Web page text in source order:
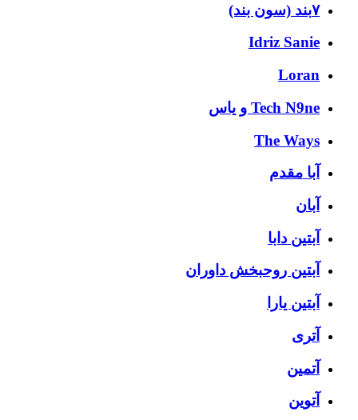
۷بند (سون بند)
Idriz Sanie
Loran
Tech N9ne و یاس
The Ways
آبا مقدم
آبان
آبتین دابا
آبتین روحبخش داوران
آبتین یارا
آتری
آتمین
آتوین